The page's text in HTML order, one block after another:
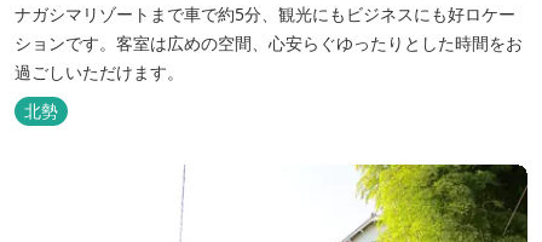
ナガシマリゾートまで車で約5分、観光にもビジネスにも好ロケー
ションです。客室は広めの空間、心安らぐゆったりとした時間をお
過ごしいただけます。
北勢